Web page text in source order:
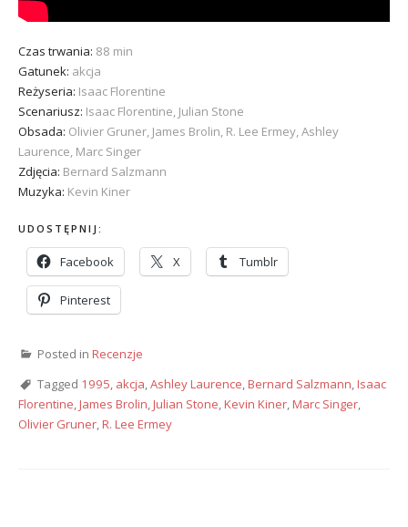
Czas trwania: 88 min
Gatunek: akcja
Reżyseria: Isaac Florentine
Scenariusz: Isaac Florentine, Julian Stone
Obsada: Olivier Gruner, James Brolin, R. Lee Ermey, Ashley
Laurence, Marc Singer
Zdjęcia: Bernard Salzmann
Muzyka: Kevin Kiner
UDOSTĘPNIJ:
Facebook X Tumblr
Pinterest
Posted in Recenzje
Tagged 1995, akcja,Ashley Laurence,Bernard Salzmann,Isaac
Florentine,James Brolin,Julian Stone,Kevin Kiner,Marc Singer,
Olivier Gruner,R. Lee Ermey